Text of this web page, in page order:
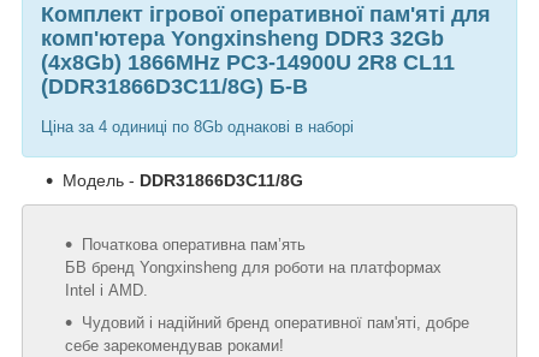
Комплект ігрової оперативної пам'яті для
комп'ютера Yongxinsheng DDR3 32Gb
(4x8Gb) 1866MHz PC3-14900U 2R8 CL11
(DDR31866D3C11/8G) Б-В
Ціна за 4 одиниці по 8Gb однакові в наборі
Модель - DDR31866D3C11/8G
Початкова оперативна пам’ять
БВ бренд Yongxinsheng для роботи на платформах
Intel і AMD.
Чудовий і надійний бренд оперативної пам'яті, добре
себе зарекомендував роками!